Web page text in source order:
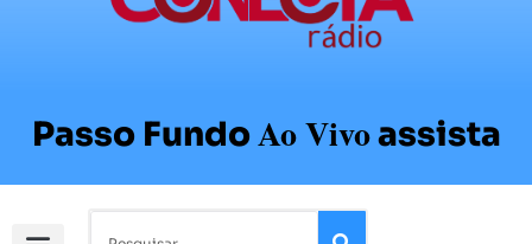
Passo FundoAo Vivoassista